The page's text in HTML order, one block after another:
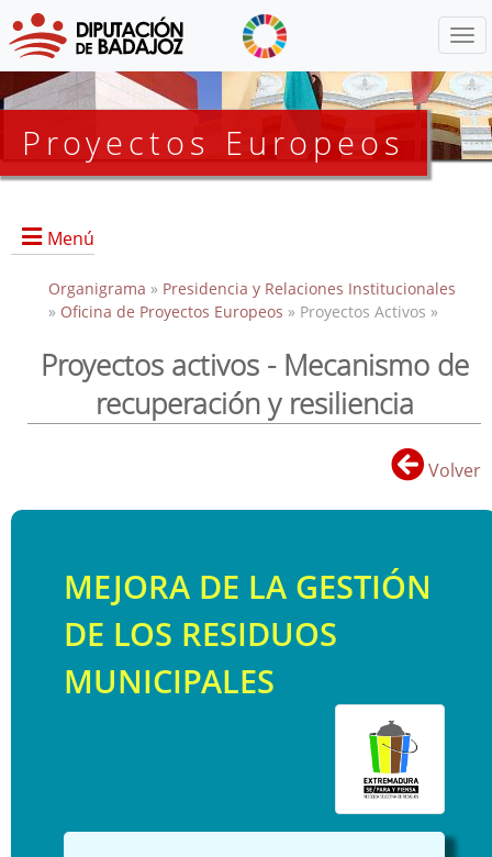
Proyectos Europeos
Menú
Inicio
Proyectos Activos
Proyectos Finalizados
Medidas Antifraude
Organigrama » Presidencia y Relaciones Institucionales
» Oficina de Proyectos Europeos » Proyectos Activos »
Proyectos activos - Mecanismo de
recuperación y resiliencia
Volver
MEJORA DE LA GESTIÓN
DE LOS RESIDUOS
MUNICIPALES